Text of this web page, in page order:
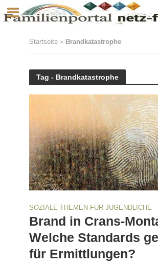
Startseite» Brandkatastrophe
Tag - Brandkatastrophe
SOZIALE THEMEN FÜR JUGENDLICHE
Brand in Crans-
Welche Standards
für Ermittlungen?